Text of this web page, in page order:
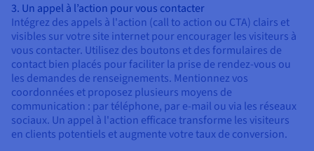
3. Un appel à l’action pour vous contacter
Intégrez des appels à l'action (call to action ou CTA) clairs et
visibles sur votre site internet pour encourager les visiteurs à
vous contacter. Utilisez des boutons et des formulaires de
contact bien placés pour faciliter la prise de rendez-vous ou
les demandes de renseignements. Mentionnez vos
coordonnées et proposez plusieurs moyens de
communication : par téléphone, par e-mail ou via les réseaux
sociaux. Un appel à l'action efficace transforme les visiteurs
en clients potentiels et augmente votre taux de conversion.